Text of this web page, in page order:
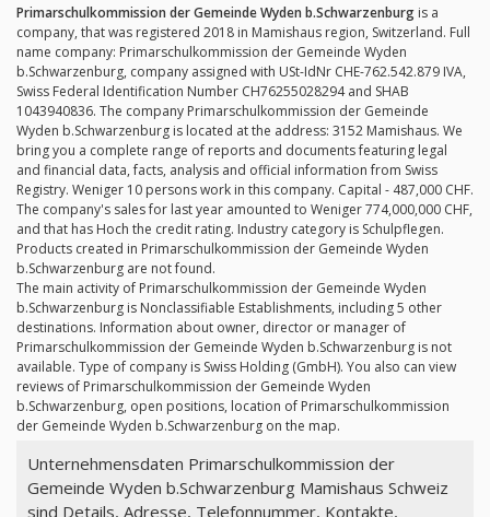
Primarschulkommission der Gemeinde Wyden b.Schwarzenburg is a
company, that was registered 2018 in Mamishaus region, Switzerland. Full
name company: Primarschulkommission der Gemeinde Wyden
b.Schwarzenburg, company assigned with USt-IdNr CHE-762.542.879 IVA,
Swiss Federal Identification Number CH76255028294 and SHAB
1043940836. The company Primarschulkommission der Gemeinde
Wyden b.Schwarzenburg is located at the address: 3152 Mamishaus. We
bring you a complete range of reports and documents featuring legal
and financial data, facts, analysis and official information from Swiss
Registry. Weniger 10 persons work in this company. Capital - 487,000 CHF.
The company's sales for last year amounted to Weniger 774,000,000 CHF,
and that has Hoch the credit rating. Industry category is Schulpflegen.
Products created in Primarschulkommission der Gemeinde Wyden
b.Schwarzenburg are not found.
The main activity of Primarschulkommission der Gemeinde Wyden
b.Schwarzenburg is Nonclassifiable Establishments, including 5 other
destinations. Information about owner, director or manager of
Primarschulkommission der Gemeinde Wyden b.Schwarzenburg is not
available. Type of company is Swiss Holding (GmbH). You also can view
reviews of Primarschulkommission der Gemeinde Wyden
b.Schwarzenburg, open positions, location of Primarschulkommission
der Gemeinde Wyden b.Schwarzenburg on the map.
Unternehmensdaten Primarschulkommission der
Gemeinde Wyden b.Schwarzenburg Mamishaus Schweiz
sind Details, Adresse, Telefonnummer, Kontakte,